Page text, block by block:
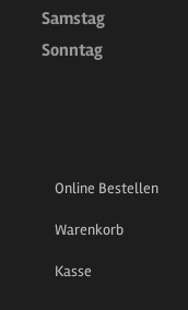
Samstag
Sonntag
Online Bestellen
Warenkorb
Kasse